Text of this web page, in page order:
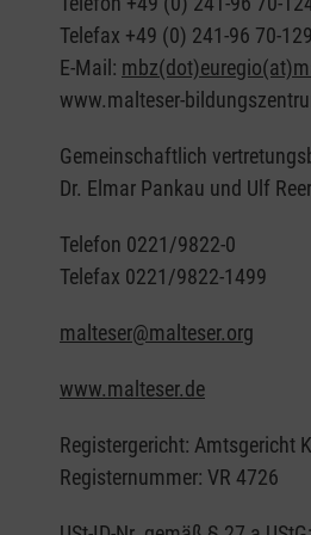
Telefax +49 (0) 241-96 70-129
E-Mail:
www.malteser-
Gemeinschaftlich
Dr. Elmar Pankau und Ulf
Telefon 0221/9822-0
Telefax 0221/9822-1499
malteser@malteser.org
www.malteser.de
Registergericht: Amtsgericht
Registernummer: VR 4726